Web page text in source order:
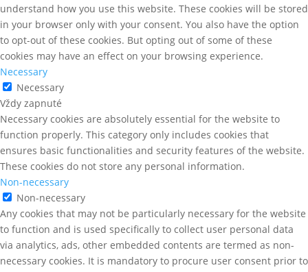
understand how you use this website. These cookies will be stored
in your browser only with your consent. You also have the option
to opt-out of these cookies. But opting out of some of these
cookies may have an effect on your browsing experience.
Necessary
Necessary
Vždy zapnuté
Necessary cookies are absolutely essential for the website to
function properly. This category only includes cookies that
ensures basic functionalities and security features of the website.
These cookies do not store any personal information.
Non-necessary
Non-necessary
Any cookies that may not be particularly necessary for the website
to function and is used specifically to collect user personal data
via analytics, ads, other embedded contents are termed as non-
necessary cookies. It is mandatory to procure user consent prior to